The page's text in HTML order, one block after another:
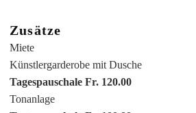
Zusätze
Miete
Künstlergarderobe mit Dusche
Tagespauschale Fr. 120.00
Tonanlage